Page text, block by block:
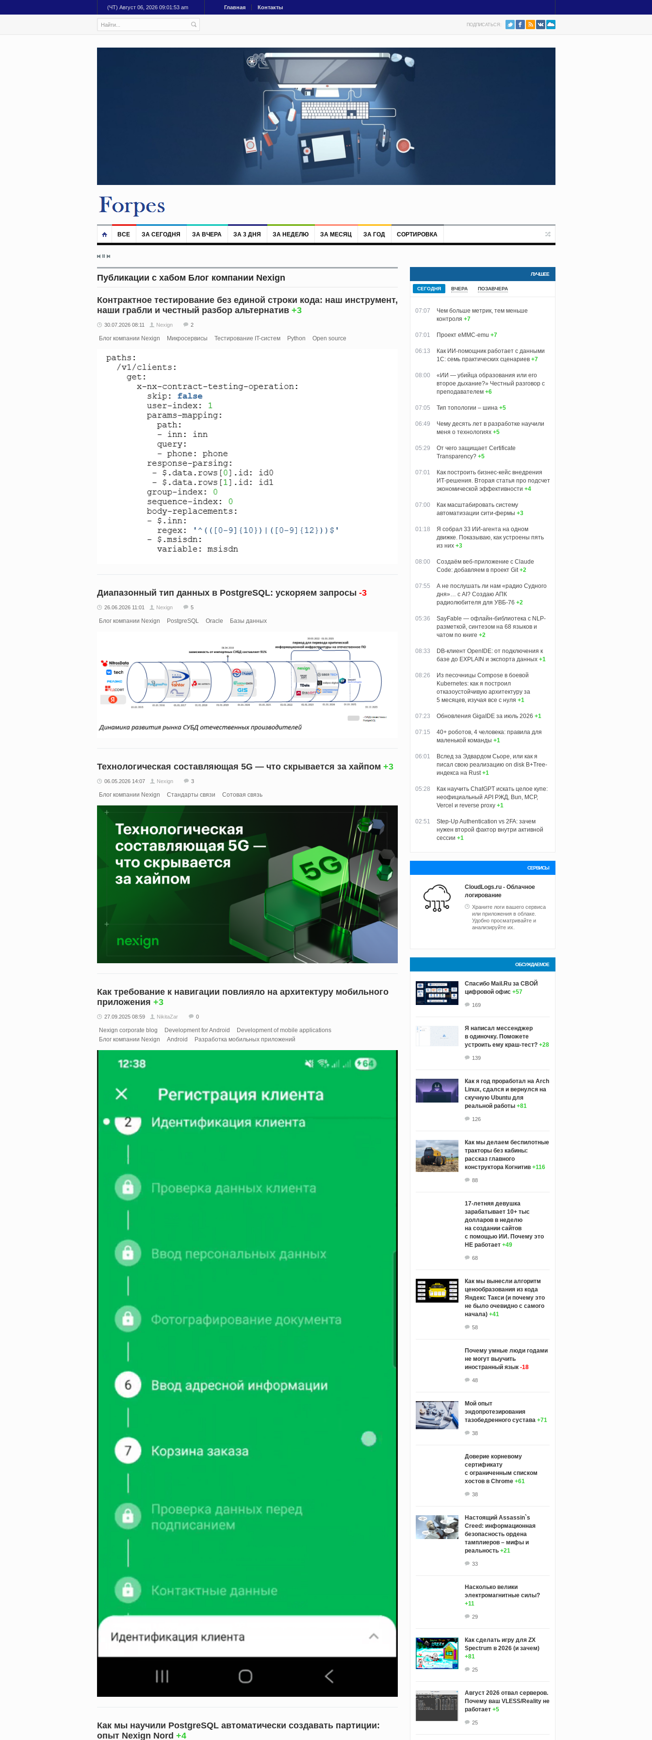
(ЧТ) Август 06, 2026 09:01:54 am Главная Контакты
ПОДПИСАТЬСЯ:
ВСЕ ЗА СЕГОДНЯ ЗА ВЧЕРА ЗА 3 ДНЯ ЗА НЕДЕЛЮ ЗА МЕСЯЦ ЗА ГОД СОРТИРОВКА
Публикации с хабом Блог компании Nexign
Контрактное тестирование без единой строки кода: наш инструмент,
наши грабли и честный разбор альтернатив +3
30.07.2026 08:11 Nexign 2
Блог компании Nexign Микросервисы Тестирование IT-систем Python Open source
Диапазонный тип данных в PostgreSQL: ускоряем запросы -3
26.06.2026 11:01 Nexign 5
Блог компании Nexign PostgreSQL Oracle Базы данных
Технологическая составляющая 5G — что скрывается за хайпом +3
06.05.2026 14:07 Nexign 3
Блог компании Nexign Стандарты связи Сотовая связь
Как требование к навигации повлияло на архитектуру мобильного
приложения +3
27.09.2025 08:59 NikitaZar 0
Nexign corporate blog Development for Android
Development of mobile applications
Блог компании Nexign
Android Разработка мобильных приложений
Как мы научили PostgreSQL автоматически создавать партиции:
опыт Nexign Nord +4
ЛУЧШЕЕ
СЕГОДНЯ ВЧЕРА ПОЗАВЧЕРА
07:07
Чем больше метрик, тем меньше
контроля +7
07:01 Проект eMMC-emu +7
06:13
Как ИИ-помощник работает с данными
1С: семь практических сценариев +7
08:00
«ИИ — убийца образования или его
второе дыхание?» Честный разговор с
преподавателем +6
07:05 Тип топологии – шина +5
06:49
Чему десять лет в разработке научили
меня о технологиях +5
05:29
От чего защищает Certificate
Transparency? +5
07:01
Как построить бизнес-кейс внедрения
ИТ-решения. Вторая статья про подсчет
экономической эффективности +4
07:00
Как масштабировать систему
автоматизации сити-фермы +3
01:18
Я собрал 33 ИИ-агента на одном
движке. Показываю, как устроены пять
из них +3
08:00
Создаём веб-приложение с Claude
Code: добавляем в проект Git +2
07:55
А не послушать ли нам «радио Судного
дня»… с AI? Создаю АПК
радиолюбителя для УВБ-76 +2
05:36
SayFable — офлайн-библиотека с NLP-
разметкой, синтезом на 68 языков и
чатом по книге +2
08:33
DB-клиент OpenIDE: от подключения к
базе до EXPLAIN и экспорта данных +1
08:26
Из песочницы Compose в боевой
Kubernetes: как я построил
отказоустойчивую архитектуру за
5 месяцев, изучая все с нуля +1
07:23 Обновления GigaIDE за июль 2026 +1
07:15
40+ роботов, 4 человека: правила для
маленькой команды +1
06:01
Вслед за Эдвардом Сьоре, или как я
писал свою реализацию on disk B+Tree-
индекса на Rust +1
05:28
Как научить ChatGPT искать целое купе:
неофициальный API РЖД, Bun, MCP,
Vercel и reverse proxy +1
02:51
Step-Up Authentication vs 2FA: зачем
нужен второй фактор внутри активной
сессии +1
СЕРВИСЫ
CloudLogs.ru - Облачное
логирование
Храните логи вашего сервиса
или приложения в облаке.
Удобно просматривайте и
анализируйте их.
ОБСУЖДАЕМОЕ
Спасибо Mail.Ru за СВОЙ
цифровой офис +57
169
Я написал мессенджер
в одиночку. Поможете
устроить ему краш‑тест? +28
139
Как я год проработал на Arch
Linux, сдался и вернулся на
скучную Ubuntu для
реальной работы +81
126
Как мы делаем беспилотные
тракторы без кабины:
рассказ главного
конструктора Когнитив +116
88
17-летняя девушка
зарабатывает 10+ тыс
долларов в неделю
на создании сайтов
с помощью ИИ. Почему это
НЕ работает +49
68
Как мы вынесли алгоритм
ценообразования из кода
Яндекс Такси (и почему это
не было очевидно с самого
начала) +41
58
Почему умные люди годами
не могут выучить
иностранный язык -18
48
Мой опыт
эндопротезирования
тазобедренного сустава +71
38
Доверие корневому
сертификату
с ограниченным списком
хостов в Chrome +61
38
Настоящий Assassin`s
Creed: информационная
безопасность ордена
тамплиеров – мифы и
реальность +21
33
Насколько велики
электромагнитные силы?
+11
29
Как сделать игру для ZX
Spectrum в 2026 (и зачем)
+81
25
Август 2026 отвал серверов.
Почему ваш VLESS/Reality не
работает +5
25